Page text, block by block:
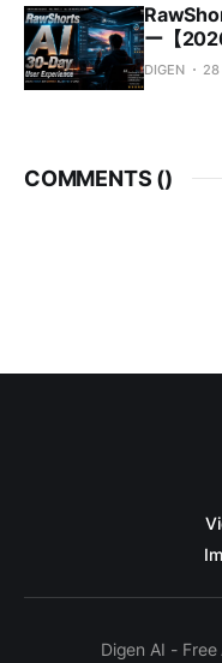
ー【
DIGEN
COMMENTS ()
Digen AI -